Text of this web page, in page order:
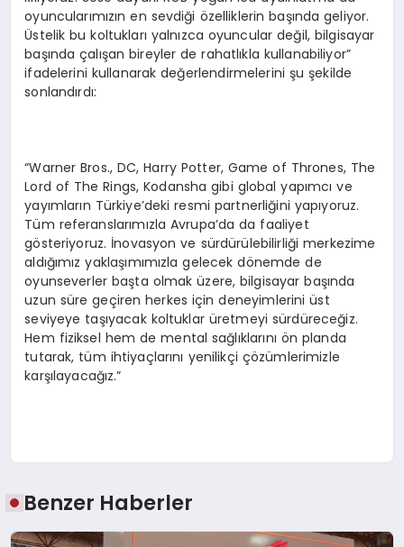
oyuncularımızın en sevdiği özelliklerin başında geliyor.
Üstelik bu koltukları yalnızca oyuncular değil, bilgisayar
başında çalışan bireyler de rahatlıkla kullanabiliyor”
ifadelerini kullanarak değerlendirmelerini şu şekilde
sonlandırdı:
“Warner Bros., DC, Harry Potter, Game of Thrones, The
Lord of The Rings, Kodansha gibi global yapımcı ve
yayımların Türkiye’deki resmi partnerliğini yapıyoruz.
Tüm referanslarımızla Avrupa’da da faaliyet
gösteriyoruz. İnovasyon ve sürdürülebilirliği merkezime
aldığımız yaklaşımımızla gelecek dönemde de
oyunseverler başta olmak üzere, bilgisayar başında
uzun süre geçiren herkes için deneyimlerini üst
seviyeye taşıyacak koltuklar üretmeyi sürdüreceğiz.
Hem fiziksel hem de mental sağlıklarını ön planda
tutarak, tüm ihtiyaçlarını yenilikçi çözümlerimizle
karşılayacağız.”
Benzer Haberler